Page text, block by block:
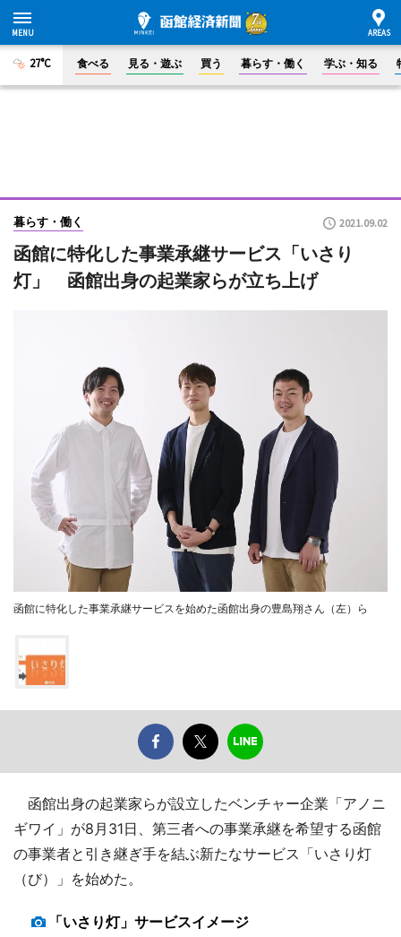
27°C 食べる 見る・遊ぶ 買う 暮らす・働く 学ぶ・知る
暮らす・働く 2021.09.02
函館に特化した事業承継サービス「いさり
灯」 函館出身の起業家らが立ち上げ
函館に特化した事業承継サービスを始めた函館出身の豊島翔さん（左）ら
函館出身の起業家らが設立したベンチャー企業「アノニ
ギワイ」が8月31日、第三者への事業承継を希望する函館
の事業者と引き継ぎ手を結ぶ新たなサービス「いさり灯
（び）」を始めた。
「いさり灯」サービスイメージ